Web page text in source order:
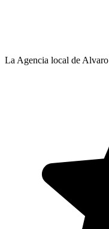
La Agencia local de Alvaro